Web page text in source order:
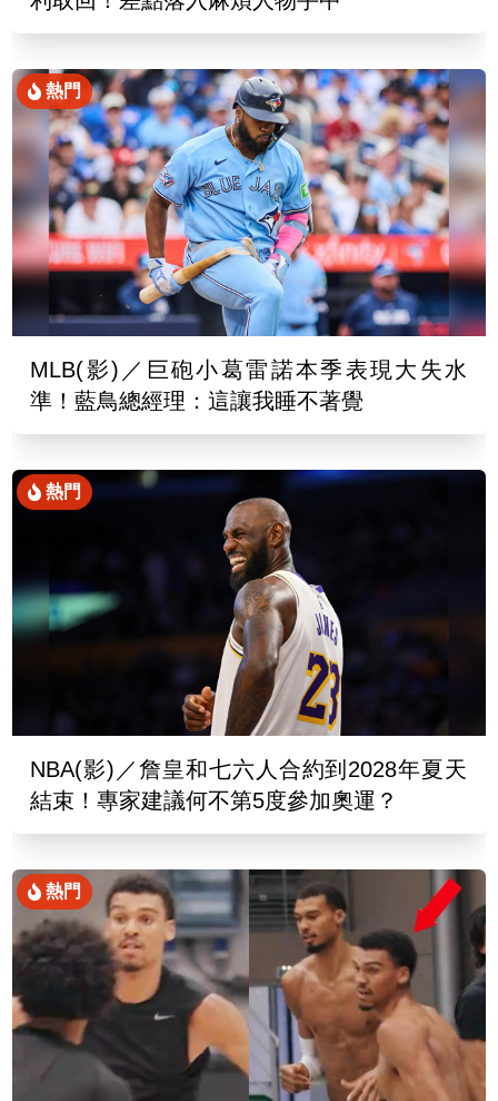
熱門
MLB(影)／巨砲小葛雷諾本季表現大失水
準！藍鳥總經理：這讓我睡不著覺
熱門
NBA(影)／詹皇和七六人合約到2028年夏天
結束！專家建議何不第5度參加奧運？
熱門